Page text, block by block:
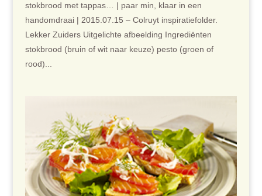
stokbrood met tappas… | paar min, klaar in een
handomdraai | 2015.07.15 – Colruyt inspiratiefolder.
Lekker Zuiders Uitgelichte afbeelding Ingrediënten
stokbrood (bruin of wit naar keuze) pesto (groen of
rood)...